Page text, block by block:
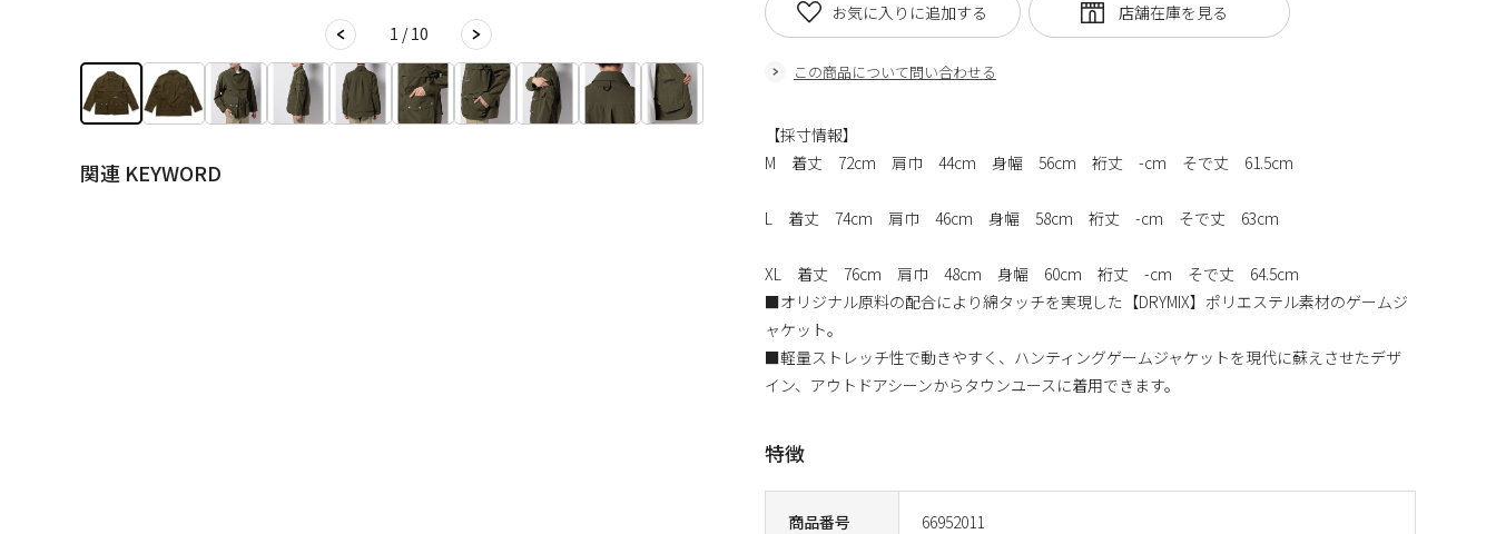
1 / 10
関連 KEYWORD
商品番号 66952011
この商品について問い合わせる
お気に入りに追加する
【採寸情報】
M 着丈 72cm 肩巾 44cm 身幅 56cm 裄丈 -cm そで丈 61.5cm
L 着丈 74cm 肩巾 46cm 身幅 58cm 裄丈 -cm そで丈 63cm
XL 着丈 76cm 肩巾 48cm 身幅 60cm 裄丈 -cm そで丈 64.5cm
■オリジナル原料の配合により綿タッチを実現した【DRYMIX】ポリエステル素材のゲームジ
ャケット。
■軽量ストレッチ性で動きやすく、ハンティングゲームジャケットを現代に蘇えさせたデザ
イン、アウトドアシーンからタウンユースに着用できます。
特徴